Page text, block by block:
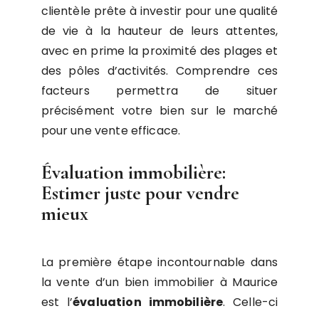
clientèle prête à investir pour une qualité
de vie à la hauteur de leurs attentes,
avec en prime la proximité des plages et
des pôles d’activités. Comprendre ces
facteurs permettra de situer
précisément votre bien sur le marché
pour une vente efficace.
Évaluation immobilière:
Estimer juste pour vendre
mieux
La première étape incontournable dans
la vente d’un bien immobilier à Maurice
est l’évaluation immobilière. Celle-ci